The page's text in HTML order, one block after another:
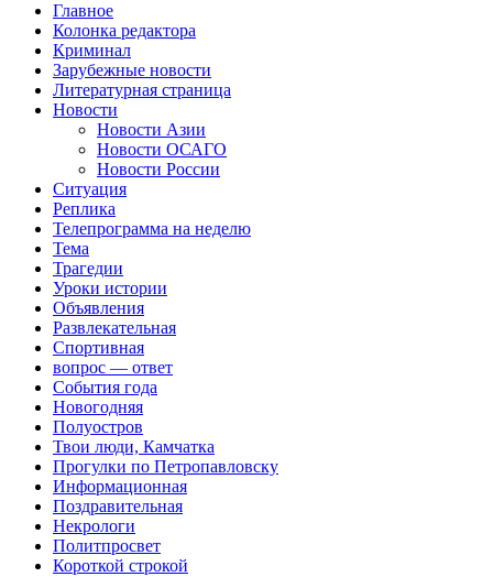
Главное
Колонка редактора
Криминал
Зарубежные новости
Литературная страница
Новости
Новости Азии
Новости ОСАГО
Новости России
Ситуация
Реплика
Телепрограмма на неделю
Тема
Трагедии
Уроки истории
Объявления
Развлекательная
Спортивная
вопрос — ответ
События года
Новогодняя
Полуостров
Твои люди, Камчатка
Прогулки по Петропавловску
Информационная
Поздравительная
Некрологи
Политпросвет
Короткой строкой